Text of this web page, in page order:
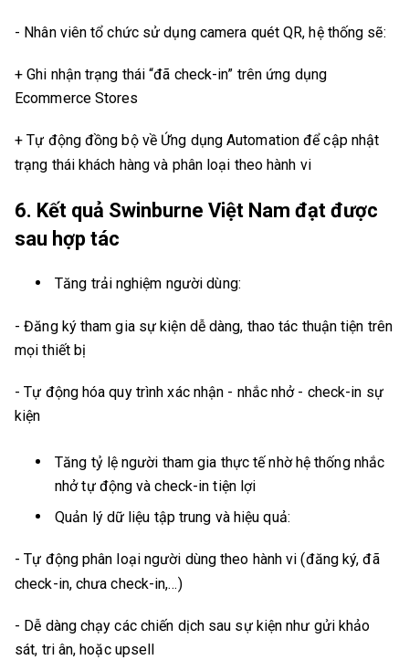
- Nhân viên tổ chức sử dụng camera quét QR, hệ thống sẽ:
+ Ghi nhận trạng thái “đã check-in” trên ứng dụng
Ecommerce Stores
+ Tự động đồng bộ về Ứng dụng Automation để cập nhật
trạng thái khách hàng và phân loại theo hành vi
6. Kết quả Swinburne Việt Nam đạt được
sau hợp tác
Tăng trải nghiệm người dùng:
- Đăng ký tham gia sự kiện dễ dàng, thao tác thuận tiện trên
mọi thiết bị
- Tự động hóa quy trình xác nhận - nhắc nhở - check-in sự
kiện
Tăng tỷ lệ người tham gia thực tếnhờ hệ thống nhắc
nhở tự động và check-in tiện lợi
Quản lý dữ liệu tập trung và hiệu quả:
- Tự động phân loại người dùng theo hành vi (đăng ký, đã
check-in, chưa check-in,…)
- Dễ dàng chạy các chiến dịch sau sự kiện như gửi khảo
sát, tri ân, hoặc upsell